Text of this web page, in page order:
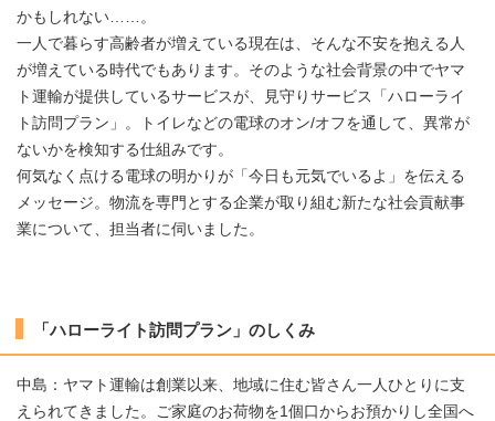
かもしれない……。
一人で暮らす高齢者が増えている現在は、そんな不安を抱える人
が増えている時代でもあります。そのような社会背景の中でヤマ
ト運輸が提供しているサービスが、見守りサービス「ハローライ
ト訪問プラン」。トイレなどの電球のオン/オフを通して、異常が
ないかを検知する仕組みです。
何気なく点ける電球の明かりが「今日も元気でいるよ」を伝える
メッセージ。物流を専門とする企業が取り組む新たな社会貢献事
業について、担当者に伺いました。
「ハローライト訪問プラン」のしくみ
中島：ヤマト運輸は創業以来、地域に住む皆さん一人ひとりに支
えられてきました。ご家庭のお荷物を1個口からお預かりし全国へ